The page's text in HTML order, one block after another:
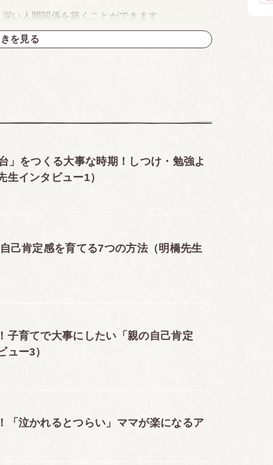
い人間関係を築くことができます
るのか。
手がかかる
キレてしまう
）
ろん、家族みんなの幸せのために、大きな意
休みがありません
に問題が起きることはありません
親が増えている。
ティブルーズと産後うつ病
質問をよく受けます
を見る
」をつくる大事な時期！しつけ・勉強よ
生インタビュー1）
己肯定感を育てる7つの方法（明橋先生
子育てで大事にしたい「親の自己肯定
ュー3）
「泣かれるとつらい」ママが楽になるア